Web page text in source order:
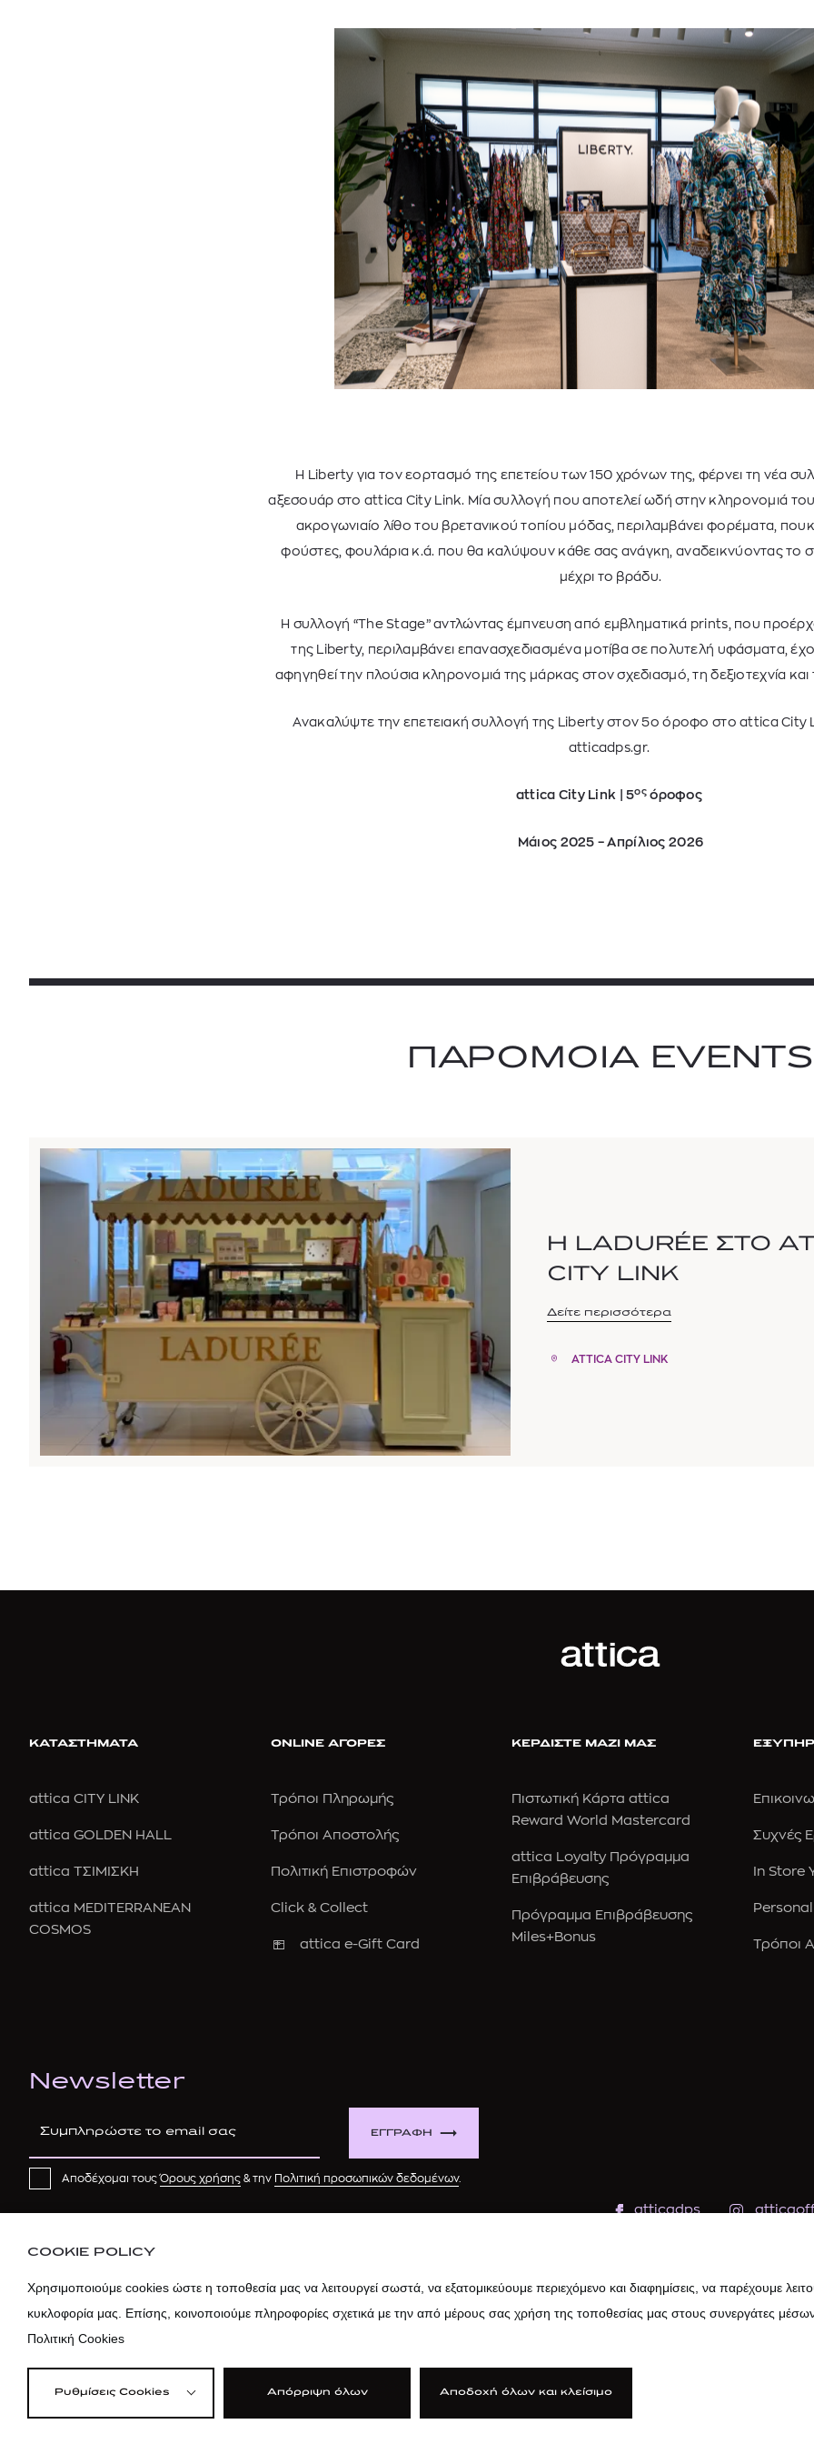
TOM FORD
SOLEIL BLANC PARFUM EAU DE TOILETTE | 50ml
365,00 € OFFER
MIU MIU
ΓΥΑΛΙΑ ΗΛΙΟΥ A52S/ZVN4I0/52
MC2 SAINT
ΑΝΔΡΙΚΟ
120,00 €
Η Liberty για τον εορτασμό της επετείου των 150 χρόνων της, φέρνει τη νέα
αξεσουάρ στο attica City Link. Μία συλλογή που αποτελεί ωδή στην κληρονομιά
ακρογωνιαίο λίθο του βρετανικού τοπίου μόδας, περιλαμβάνει φορέματα,
φούστες, φουλάρια κ.ά. που θα καλύψουν κάθε σας ανάγκη, αναδεικνύοντας το
μέχρι το βράδυ.
Η συλλογή “The Stage” αντλώντας έμπνευση από εμβληματικά prints, που
της Liberty, περιλαμβάνει επανασχεδιασμένα μοτίβα σε πολυτελή υφάσματα,
αφηγηθεί την πλούσια κληρονομιά της μάρκας στον σχεδιασμό, τη δεξιοτεχνία και
Ανακαλύψτε την επετειακή συλλογή της Liberty στον 5ο όροφο στο attica City
atticadps.gr.
attica City Link | 5οςόροφος
Μάιος 2025 – Απρίλιος 2026
ΠΑΡΟΜΟΙΑ EVENTS
Η LADURÉE ΣΤΟ
CITY LINK
Δείτε περισσότερα
ATTICA CITY LINK
ΚΑΤΑΣΤΗΜΑΤΑ
attica CITY LINK
attica GOLDEN HALL
attica ΤΣΙΜΙΣΚΗ
attica MEDITERRANEAN
COSMOS
ONLINE ΑΓΟΡΕΣ
Τρόποι Πληρωμής
Τρόποι Αποστολής
Πολιτική Επιστροφών
Click & Collect
attica e-Gift Card
ΚΕΡΔΙΣΤΕ ΜΑΖΙ ΜΑΣ
Πιστωτική Κάρτα attica
Reward World Mastercard
attica Loyalty Πρόγραμμα
Επιβράβευσης
Πρόγραμμα Επιβράβευσης
Miles+Bonus
Συχνές
In Store
Τρόποι
Newsletter
ΕΓΓΡΑΦΗ
Αποδέχομαι τουςΌρους χρήσης & την Πολιτική προσωπικών δεδομένων.
atticadps
COOKIE POLICY
Χρησιμοποιούμε cookies ώστε η τοποθεσία μας να λειτουργεί σωστά, να εξατομικεύουμε περιεχόμενο και διαφημίσεις, να παρέχουμε
κυκλοφορία μας. Επίσης, κοινοποιούμε πληροφορίες σχετικά με την από μέρους σας χρήση της τοποθεσίας μας στους συνεργάτες
Πολιτική Cookies
Ρυθμίσεις Cookies Απόρριψη όλων Αποδοχή όλων και κλείσιμο